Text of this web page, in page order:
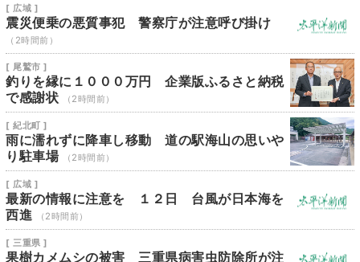
[ 広域 ]
震災便乗の悪質事犯 警察庁が注意呼び掛け
（2時間前）
[ 尾鷲市 ]
釣りを縁に１０００万円 企業版ふるさと納税
で感謝状
（2時間前）
[ 紀北町 ]
雨に濡れずに降車し移動 道の駅海山の思いや
り駐車場
（2時間前）
[ 広域 ]
最新の情報に注意を １２日 台風が日本海を
西進
（2時間前）
[ 三重県 ]
果樹カメムシの被害 三重県病害虫防除所が注